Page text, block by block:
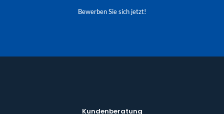
Bewerben Sie sich jetzt!
Kundenberatung